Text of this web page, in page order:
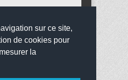
sur ce site,
de cookies pour
la